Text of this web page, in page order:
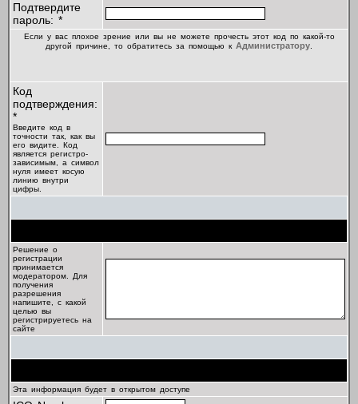
Подтвердите
пароль: *
Если у вас плохое зрение или вы не можете прочесть этот код по какой-то
другой причине, то обратитесь за помощью к Администратору
Код
подтверждения:
*
Введите код в
точности так, как вы
его видите. Код
является регистро-
зависимым, а символ
нуля имеет косую
линию внутри
цифры.
Решение о
регистрации
принимается
модератором. Для
получения
разрешения
напишите, с какой
целью вы
регистрируетесь на
сайте
Эта информация будет в открытом доступе